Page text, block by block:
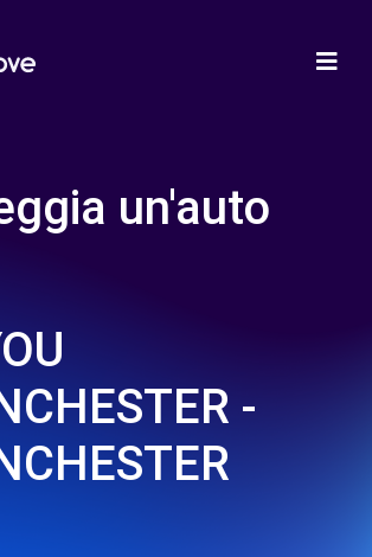
un'auto
-